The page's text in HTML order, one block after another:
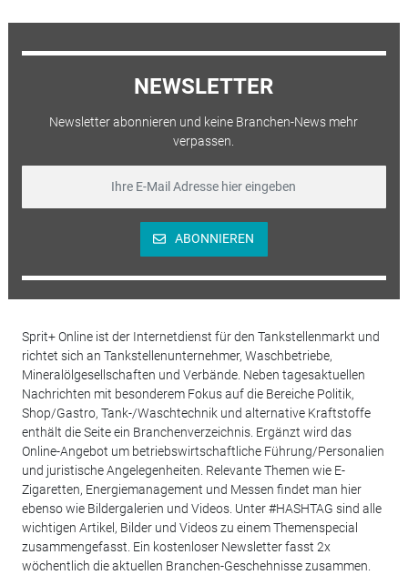
NEWSLETTER
Newsletter abonnieren und keine Branchen-News mehr
verpassen.
ABONNIEREN
Sprit+ Online ist der Internetdienst für den Tankstellenmarkt und
richtet sich an Tankstellenunternehmer, Waschbetriebe,
Mineralölgesellschaften und Verbände. Neben tagesaktuellen
Nachrichten mit besonderem Fokus auf die Bereiche Politik,
Shop/Gastro, Tank-/Waschtechnik und alternative Kraftstoffe
enthält die Seite ein Branchenverzeichnis. Ergänzt wird das
Online-Angebot um betriebswirtschaftliche Führung/Personalien
und juristische Angelegenheiten. Relevante Themen wie E-
Zigaretten, Energiemanagement und Messen findet man hier
ebenso wie Bildergalerien und Videos. Unter #HASHTAG sind alle
wichtigen Artikel, Bilder und Videos zu einem Themenspecial
zusammengefasst. Ein kostenloser Newsletter fasst 2x
wöchentlich die aktuellen Branchen-Geschehnisse zusammen.